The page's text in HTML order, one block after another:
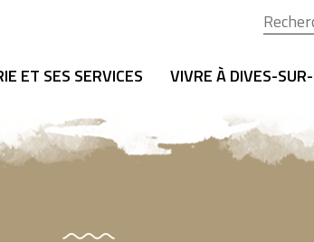
ET SES SERVICES VIVRE À DIVES-